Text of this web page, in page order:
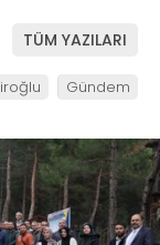
TÜM YAZILARI
Gündem